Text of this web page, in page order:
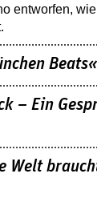
entworfen,
Beats«
– Ein
Welt